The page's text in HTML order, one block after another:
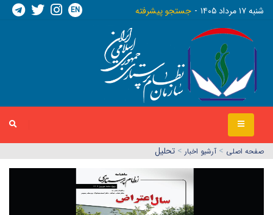
شنبه ١٧ مرداد ١٤٠٥ جستجو پیشرفته EN
صفحه اصلي > آرشیو اخبار > تحلیل